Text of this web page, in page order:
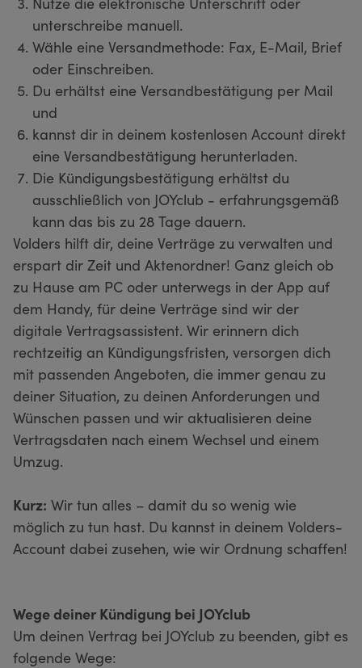
unterschreibe manuell.
Wähle eine Versandmethode: Fax, E-Mail, Brief
oder Einschreiben.
Du erhältst eine Versandbestätigung per Mail
und
kannst dir in deinem kostenlosen Account direkt
eine Versandbestätigung herunterladen.
Die Kündigungsbestätigung erhältst du
ausschließlich von JOYclub - erfahrungsgemäß
kann das bis zu 28 Tage dauern.
Volders hilft dir, deine Verträge zu verwalten und
erspart dir Zeit und Aktenordner! Ganz gleich ob
zu Hause am PC oder unterwegs in der App auf
dem Handy, für deine Verträge sind wir der
digitale Vertragsassistent. Wir erinnern dich
rechtzeitig an Kündigungsfristen, versorgen dich
mit passenden Angeboten, die immer genau zu
deiner Situation, zu deinen Anforderungen und
Wünschen passen und wir aktualisieren deine
Vertragsdaten nach einem Wechsel und einem
Umzug.
Kurz: Wir tun alles – damit du so wenig wie
möglich zu tun hast. Du kannst in deinem Volders-
Account dabei zusehen, wie wir Ordnung schaffen!
Wege deiner Kündigung bei JOYclub
Um deinen Vertrag bei JOYclub zu beenden, gibt es
folgende Wege: